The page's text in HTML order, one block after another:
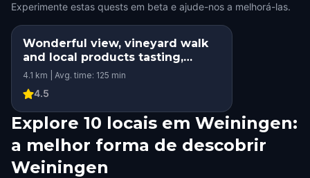
Experimente estas quests em beta e ajude-nos a melhorá-las.
Wonderful view, vineyard walk
and local products tasting,
Weiningen
4.1 km | Avg. time: 125 min
4.5
Explore 10 locais em Weiningen:
a melhor forma de descobrir
Weiningen